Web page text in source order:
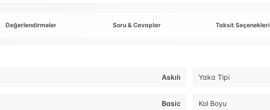
Değerlendirmeler Soru & Cevaplar Taksit Seçenekleri
Askılı Yaka Tipi
Basic Kol Boyu